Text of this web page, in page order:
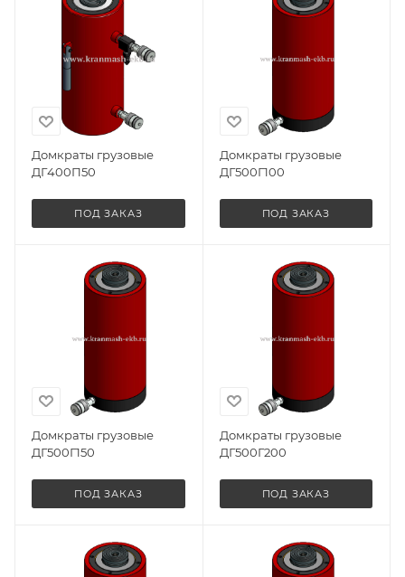
Домкраты грузовые
ДГ400П50
ПОД ЗАКАЗ
Домкраты грузовые
ДГ500Г100
ПОД ЗАКАЗ
Домкраты грузовые
ДГ500Г150
ПОД ЗАКАЗ
Домкраты грузовые
ДГ500Г200
ПОД ЗАКАЗ